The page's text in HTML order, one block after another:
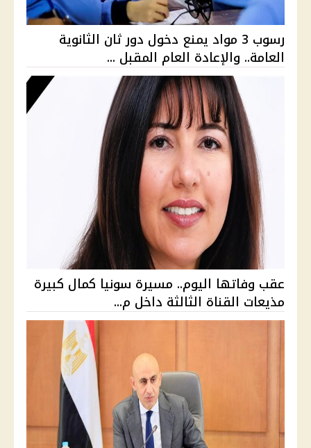
رسوب 3 مواد يمنع دخول دور ثان الثانوية
العامة.. والإعادة العام المقبل ...
عقب وفاتها اليوم.. مسيرة سونيا كمال كبيرة
مذيعات القناة الثالثة داخل م...